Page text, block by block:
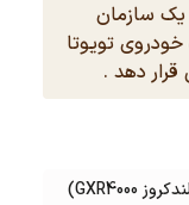
یک سازمان
تویوتا
قرار دهد .
دولتی یک دستگاه خودروی (تویوتا لندکروز GXR4000)